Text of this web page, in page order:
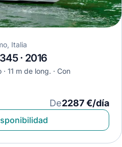
Italia
· 2016
11 m de long.
Con
De2287 €/día